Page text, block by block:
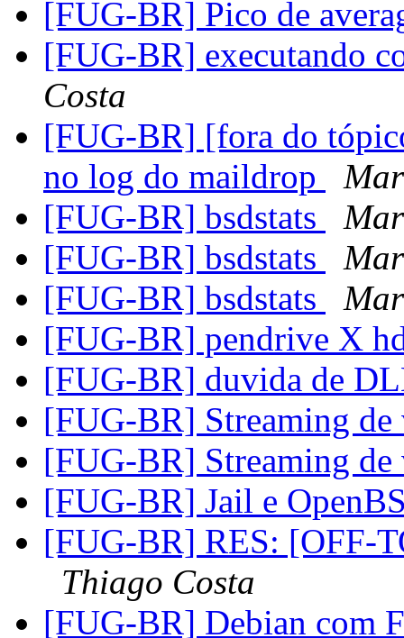
[FUG-BR] Pico de
[FUG-BR] executando
Costa
[FUG-BR] [fora do
no log do maildrop
[FUG-BR] bsdstats
[FUG-BR] bsdstats
[FUG-BR] bsdstats
[FUG-BR] pendrive X
[FUG-BR] duvida de
[FUG-BR] Streaming
[FUG-BR] Streaming
[FUG-BR] Jail e
[FUG-BR] RES: [OFF-
Thiago Costa
[FUG-BR] Debian com